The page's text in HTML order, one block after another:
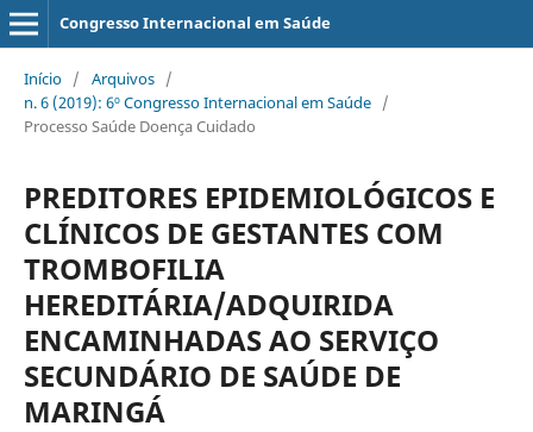
Congresso Internacional em Saúde
Início / Arquivos /
n. 6 (2019): 6º Congresso Internacional em Saúde /
Processo Saúde Doença Cuidado
PREDITORES EPIDEMIOLÓGICOS E
CLÍNICOS DE GESTANTES COM
TROMBOFILIA
HEREDITÁRIA/ADQUIRIDA
ENCAMINHADAS AO SERVIÇO
SECUNDÁRIO DE SAÚDE DE
MARINGÁ